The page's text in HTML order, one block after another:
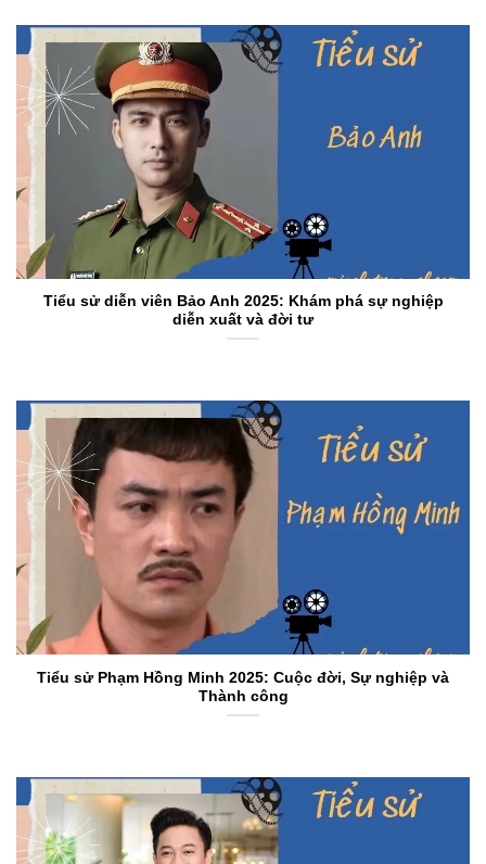
Tiểu sử diễn viên Bảo Anh 2025: Khám phá sự nghiệp
diễn xuất và đời tư
Tiểu sử Phạm Hồng Minh 2025: Cuộc đời, Sự nghiệp và
Thành công